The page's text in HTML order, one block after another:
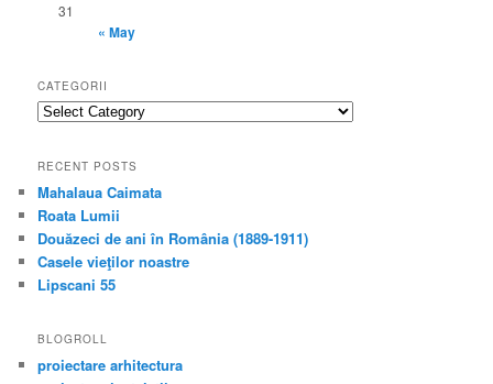
31
« May
CATEGORII
categorii
RECENT POSTS
Mahalaua Caimata
Roata Lumii
Douăzeci de ani în România (1889-1911)
Casele vieţilor noastre
Lipscani 55
BLOGROLL
proiectare arhitectura